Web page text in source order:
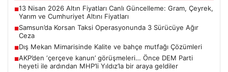
■13 Nisan 2026 Altın Fiyatları Canlı Güncelleme: Gram, Çeyrek,
Yarım ve Cumhuriyet Altını Fiyatları
■Samsun’da Korsan Taksi Operasyonunda 3 Sürücüye Ağır
Ceza
■Dış Mekan Mimarisinde Kalite ve bahçe mutfağı Çözümleri
■AKP’den ‘çerçeve kanun’ görüşmeleri… Önce DEM Parti
heyeti ile ardından MHP’li Yıldız’la bir araya geldiler